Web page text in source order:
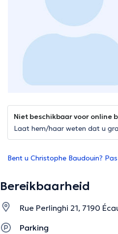
Niet beschikbaar voor online
Laat hem/haar weten dat u
Bent u Christophe Baudouin?
Bereikbaarheid
Rue Perlinghi 21, 7190
Parking